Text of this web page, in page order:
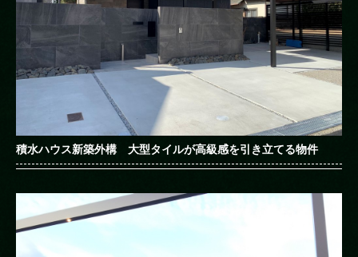
積水ハウス新築外構 大型タイルが高級感を引き立てる物件